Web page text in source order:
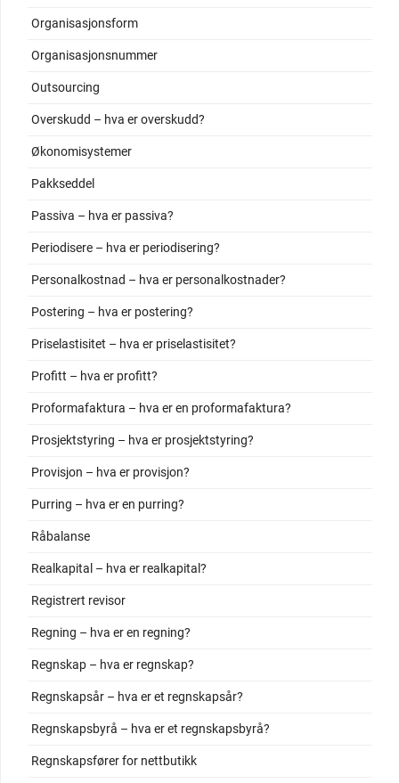
Organisasjonsform
Organisasjonsnummer
Outsourcing
Overskudd – hva er overskudd?
Økonomisystemer
Pakkseddel
Passiva – hva er passiva?
Periodisere – hva er periodisering?
Personalkostnad – hva er personalkostnader?
Postering – hva er postering?
Priselastisitet – hva er priselastisitet?
Profitt – hva er profitt?
Proformafaktura – hva er en proformafaktura?
Prosjektstyring – hva er prosjektstyring?
Provisjon – hva er provisjon?
Purring – hva er en purring?
Råbalanse
Realkapital – hva er realkapital?
Registrert revisor
Regning – hva er en regning?
Regnskap – hva er regnskap?
Regnskapsår – hva er et regnskapsår?
Regnskapsbyrå – hva er et regnskapsbyrå?
Regnskapsfører for nettbutikk